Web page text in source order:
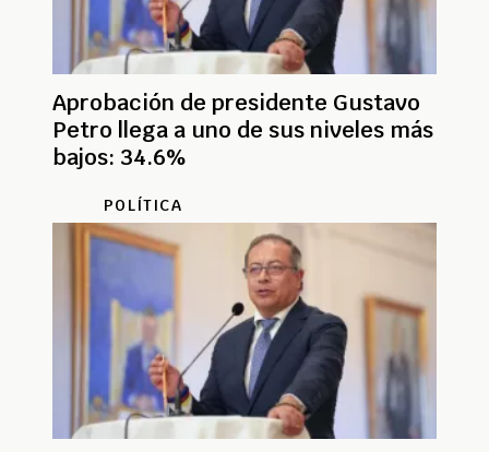
Aprobación de presidente Gustavo
Petro llega a uno de sus niveles más
bajos: 34.6%
POLÍTICA